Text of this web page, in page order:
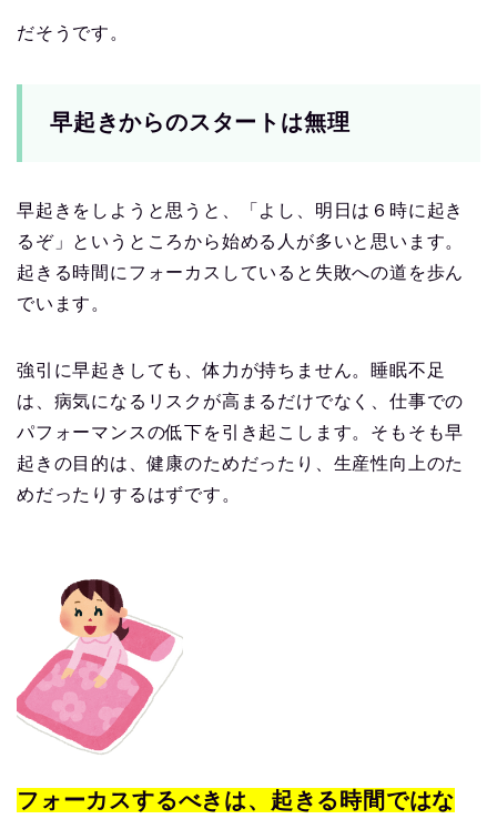
だそうです。
早起きからのスタートは無理
早起きをしようと思うと、「よし、明日は６時に起き
るぞ」というところから始める人が多いと思います。
起きる時間にフォーカスしていると失敗への道を歩ん
でいます。
強引に早起きしても、体力が持ちません。睡眠不足
は、病気になるリスクが高まるだけでなく、仕事での
パフォーマンスの低下を引き起こします。そもそも早
起きの目的は、健康のためだったり、生産性向上のた
めだったりするはずです。
フォーカスするべきは、起きる時間ではな